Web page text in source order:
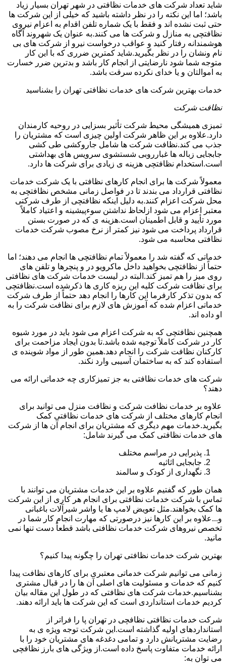
شاید تعداد شرکت های خدمات نظافتی در شهر تهران بسیار زیاد
باشد؛ اما این نکته را در نظر داشته باشید که خیلی از این شرکت ها
حتی ثبت نشده اند و فقط با یک شماره تلفن اقدام به اعزام نیروی
نظافتچی به منازل و شرکت ها می کنند.به عنوان یک شهروند آگاه
هوشمندانه رفتار کنید و عواقب درخواست نیرو از شرکت های بی
نام ونشان را در نظر بگیرید.شاید کمترین ضرری که با این کار
متوجه شما شود نارضایتی از انجام کار باشد و بدترین ضرر خسارت
به اموالتان و یا خدای نکرده سرقت باشد.
خدمات بهترین شرکت های خدمات نظافتی تهران را بشناسید
نظافت شرکت
تمیزی همیشگی محیط شرکت تأثیر بسزایی در روحیه کارمندان
دارد.علاوه بر این ظاهر شرکت اولین چیزی است که مشتریان را
جذب می کند.نظافت شرکت ها شامل جاروکشی طی کشی
جابجایی زباله ها غبارروبی شستشوی سرویس های بهداشتی
است.استخدام نظافتچی هزینه ی زیادی برای شرکت ها دارد.
معمولاً شرکت ها برای انجام کارهای نظافتی با یک شرکت خدمات
نظافتی قرارداد می بندند تا در فواصل زمانی مشخص نظافتچی به
محل شرکت اعزام کنند.به دلیل اینکه نظافتچی از طرف شرکتی
معتبر اعزام می شود ازلحاظ نداشتن سوءپیشینه و اعتیاد کاملاً
مورد تأیید و قابل اطمینان است.هزینه ی که در صورت بستن
قرارداد پرداخت می شود نیز کمتر از نرخ مصوب شرکت خدمات
نظافتی محاسبه می شود.
خدماتی که گفته شد را معمولاً تمام نظافتچی ها انجام می دهند؛ اما
حتماً از نظافتچی بخواهید داخل ماکرویو در و پنچرها و تلفن های
روی میز را هم تمیز کند.البته در لیست خدمات شرکت های نظافتی
برای نظافت شرکت کلیه این ریزه کاری ها ذکرشده است.نظافتچی
که بدون تذکر کارفرما این کارها را انجام دهد حتماً از طرف شرکت
خدماتی اعزام شده که آموزش های لازم برای نظافت شرکت را به
او داده اند.
همچنین نظافتچی که به شرکت اعزام می شود باید در مورد شیوه
کار در شرکت کاملاً توجیه شده باشد.تا بدون ایجاد مزاحمت برای
کارکنان نظافت شرکت را انجام دهد.همین طور از مواد شوینده ی
استفاده کند که به ساختمان آسیبی وارد نکند.
شرکت های خدمات نظافتی به جز تمیزکاری چه خدماتی ارائه می
دهند؟
علاوه بر خدمات نظافت شرکت و نظافت منزل می توانید برای
انجام کارهای مختلف از شرکت های خدمات نظافتی کمک
بگیرید.خدمات مهم دیگری که مشتریان برای انجام آن ها از شرکت
های خدمات نظافتی کمک می گیرند شامل:
پذیرایی در مراسم مختلف
جابجایی اثاثیه
نگهداری از کودک و سالمند
همان طور که گفتیم علاوه بر این خدمات مشتریان می توانند با
تماس با شرکت خدمات نظافتی برای انجام هر کاری از این شرکت
ها کمک بخواهند.مثل تعویض لامپ ها یا واشر شیرآلات باغبانی
و...علاوه بر این کارها نیز درصورتی که مهارت انجام کار شما در
تخصص نیروهای شرکت خدمات نظافتی باشد قطعاً دست تنها نمی
مانید.
بهترین شرکت خدمات نظافتی تهران را چگونه پیدا کنیم؟
زمانی می توانیم شرکت خدماتی معتبری برای کارهای نظافت پیدا
کنیم که خدمات و مسئولیت های اصلی آن ها را در قبال مشتری
بشناسیم.خدمات شرکت های نظافتی که در طول این مقاله بیان
کردیم خدمات استانداردی است که این شرکت ها باید ارائه دهند.
شرکت خدمات نظافتی نظافچی در تهران پا را فراتر از
استانداردهای اولیه گذاشته است.این شرکت توجه ویژه ی به
رضایت مشتریانش دارد و تمامی دغدغه های مشتریان خود را با
ارائه خدمات متفاوت پاسخ داده است.از ویژگی های بارز نظافچی
می توان به: